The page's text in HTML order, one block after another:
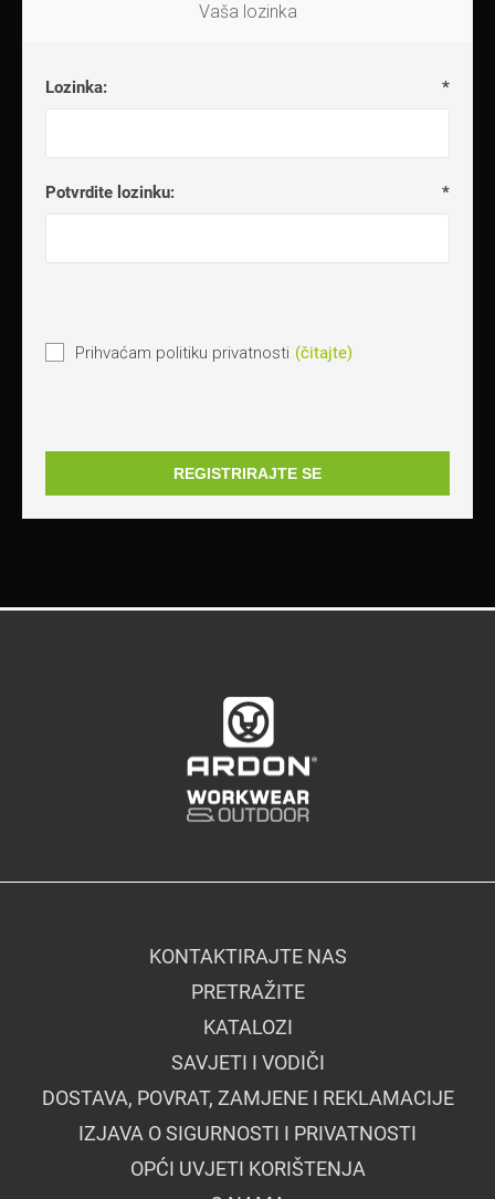
Vaša lozinka
Lozinka: *
Potvrdite lozinku: *
Prihvaćam politiku privatnosti (čitajte)
REGISTRIRAJTE SE
KONTAKTIRAJTE NAS
PRETRAŽITE
KATALOZI
SAVJETI I VODIČI
DOSTAVA, POVRAT, ZAMJENE I REKLAMACIJE
IZJAVA O SIGURNOSTI I PRIVATNOSTI
OPĆI UVJETI KORIŠTENJA